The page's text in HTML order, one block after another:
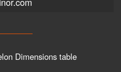
Dimensions table